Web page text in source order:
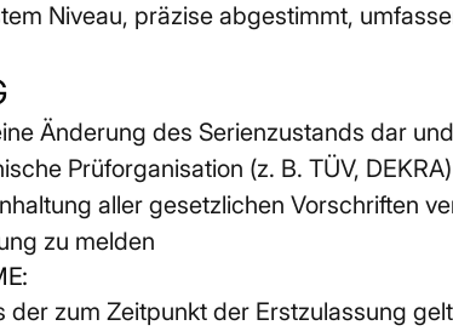
Niveau, präzise abgestimmt,
Änderung des Serienzustands dar
Prüforganisation (z. B. TÜV,
aller gesetzlichen Vorschriften
zu melden
zum Zeitpunkt der Erstzulassung